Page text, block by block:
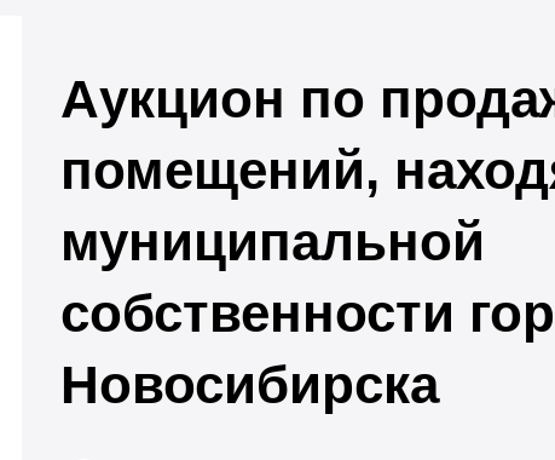
Аукцион по
помещений,
муниципальной
собственности
Новосибирска